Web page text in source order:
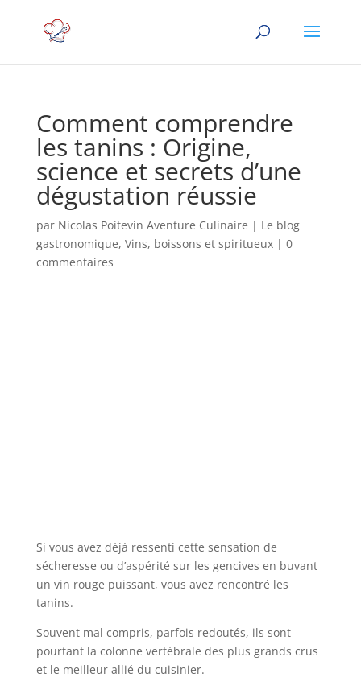
Comment comprendre
les tanins : Origine,
science et secrets d’une
dégustation réussie
par Nicolas Poitevin Aventure Culinaire | Le blog
gastronomique, Vins, boissons et spiritueux| 0
commentaires
Si vous avez déjà ressenti cette sensation de
sécheresse ou d’aspérité sur les gencives en buvant
un vin rouge puissant, vous avez rencontré les
tanins.
Souvent mal compris, parfois redoutés, ils sont
pourtant la colonne vertébrale des plus grands crus
et le meilleur allié du cuisinier.